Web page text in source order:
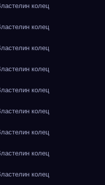
колец
колец
колец
колец
колец
колец
колец
колец
колец